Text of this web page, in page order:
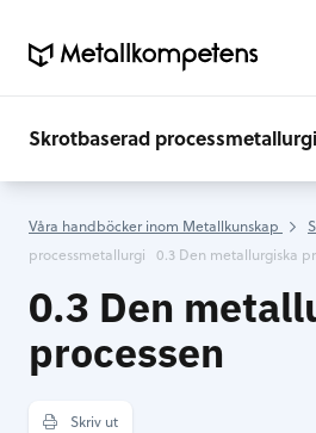
Skrotbaserad processmetallurgi
Våra handböcker inom Metallkunskap
processmetallurgi 0.3 Den metallurgiska
0.3 Den
processen
Skriv ut